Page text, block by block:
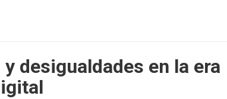
desigualdades en la era